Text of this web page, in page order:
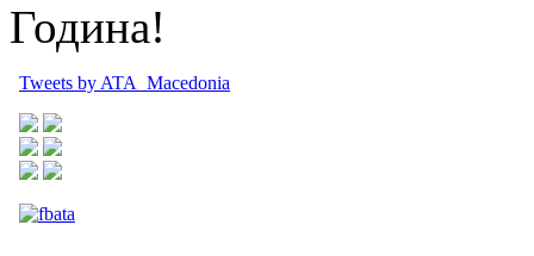
Година!
Tweets by ATA_Macedonia